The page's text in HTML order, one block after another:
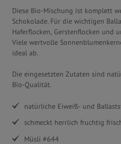
Diese Bio-Mischung ist komplett
Schokolade. Für die wichtigen
Haferflocken, Gerstenflocken und
Viele wertvolle
ideal ab.
Die eingesetzten Zutaten sind
Bio-Qualität.
natürliche Eiweiß- und
schmeckt herrlich fruchtig
Müsli #644